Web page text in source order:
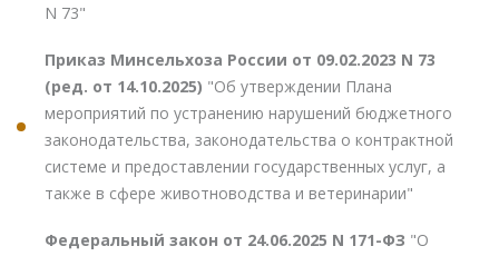
N 73"
Приказ Минсельхоза России от 09.02.2023 N 73
(ред. от 14.10.2025) "Об утверждении Плана
мероприятий по устранению нарушений бюджетного
законодательства, законодательства о контрактной
системе и предоставлении государственных услуг, а
также в сфере животноводства и ветеринарии"
Федеральный закон от 24.06.2025 N 171-ФЗ "О